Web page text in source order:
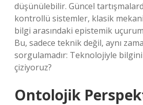
düşünülebilir. Güncel
kontrollü sistemler, klasik
bilgi arasındaki epistemik
Bu, sadece teknik değil, aynı
sorgulamadır: Teknolojiyle
çiziyoruz?
Ontolojik